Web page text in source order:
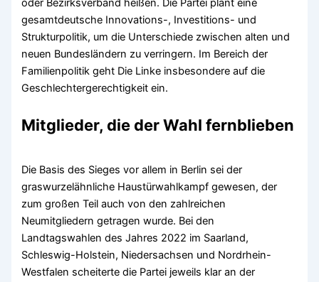
oder Bezirksverband heißen. Die Partei plant eine
gesamtdeutsche Innovations-, Investitions- und
Strukturpolitik, um die Unterschiede zwischen alten und
neuen Bundesländern zu verringern. Im Bereich der
Familienpolitik geht Die Linke insbesondere auf die
Geschlechtergerechtigkeit ein.
Mitglieder, die der Wahl fernblieben
Die Basis des Sieges vor allem in Berlin sei der
graswurzelähnliche Haustürwahlkampf gewesen, der
zum großen Teil auch von den zahlreichen
Neumitgliedern getragen wurde. Bei den
Landtagswahlen des Jahres 2022 im Saarland,
Schleswig-Holstein, Niedersachsen und Nordrhein-
Westfalen scheiterte die Partei jeweils klar an der